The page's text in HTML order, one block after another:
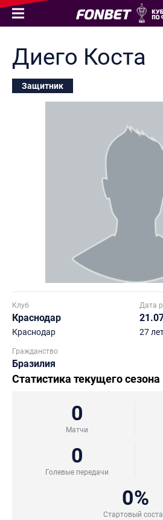
Диего Коста
Защитник
Клуб
Краснодар
Краснодар
Дата
27
Гражданство
Бразилия
Статистика текущего сезона
0
Матчи
0
Голевые передачи
0%
Стартовый